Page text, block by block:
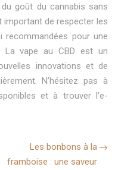
goût du cannabis sans
de respecter les
recommandées pour une
La vape au CBD est un
innovations et de
N’hésitez pas à
et à trouver l’e-
Les bonbons à la
framboise : une saveur